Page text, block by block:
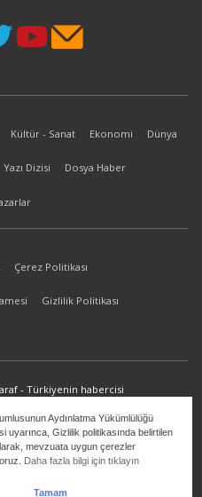
Aydınlatma Yükümlülüğü
uyarınca, Gizlilik politikasında belirtilen
mevzuata uygun çerezler
Daha fazla bilgi için tıklayın
Tamam
Kültür - Sanat Ekonomi Dünya
Yazı Dizisi Dosya Haber
Çerez Politikası
Gizlilik Politikası
- Türkiyenin habercisi